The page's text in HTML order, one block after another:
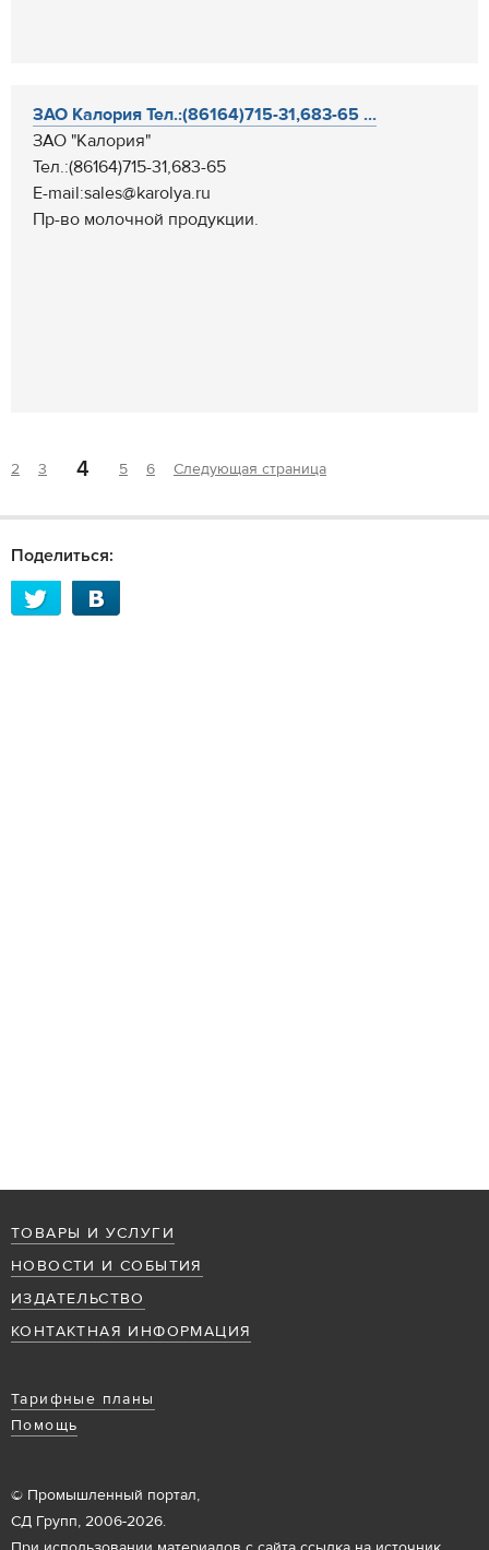
ЗАО Калория Тел.:(86164)715-31,683-65 ...
ЗАО "Калория"
Тел.:(86164)715-31,683-65
E-mail:sales@karolya.ru
Пр-во молочной продукции.
2 3 4 5 6 Следующая страница
Поделиться:
ТОВАРЫ И УСЛУГИ
НОВОСТИ И СОБЫТИЯ
ИЗДАТЕЛЬСТВО
КОНТАКТНАЯ ИНФОРМАЦИЯ
Тарифные планы
Помощь
© Промышленный портал,
СД Групп, 2006-2026.